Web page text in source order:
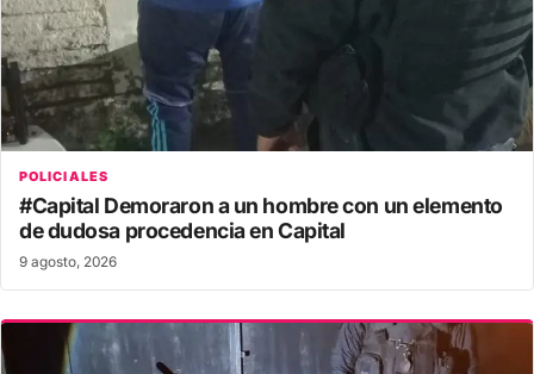
POLICIALES
#Capital Demoraron a un hombre con un elemento
de dudosa procedencia en Capital
9 agosto, 2026